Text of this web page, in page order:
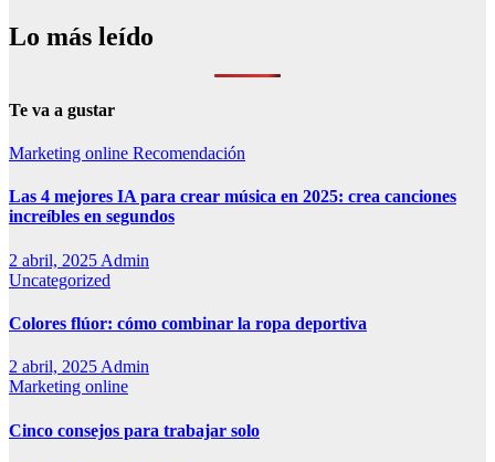
Lo más leído
Te va a gustar
Marketing online Recomendación
Las 4 mejores IA para crear música en 2025: crea canciones
increíbles en segundos
2 abril, 2025 Admin
Uncategorized
Colores flúor: cómo combinar la ropa deportiva
2 abril, 2025 Admin
Marketing online
Cinco consejos para trabajar solo